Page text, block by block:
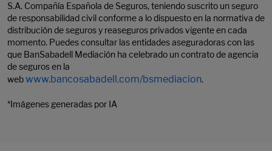
S.A. Compañía Española de Seguros, teniendo suscrito un seguro
de responsabilidad civil conforme a lo dispuesto en la normativa de
distribución de seguros y reaseguros privados vigente en cada
momento. Puedes consultar las entidades aseguradoras con las
que BanSabadell Mediación ha celebrado un contrato de agencia
de seguros en la
webwww.bancosabadell.com/bsmediacion.
*Imágenes generadas por IA